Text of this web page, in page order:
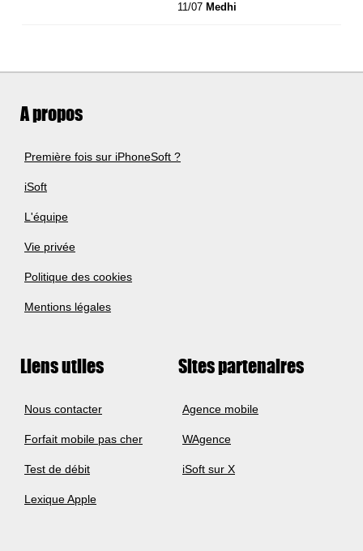
11/07 Medhi
A propos
Première fois sur iPhoneSoft ?
iSoft
L'équipe
Vie privée
Politique des cookies
Mentions légales
Liens utiles
Nous contacter
Forfait mobile pas cher
Test de débit
Lexique Apple
Sites partenaires
Agence mobile
WAgence
iSoft sur X